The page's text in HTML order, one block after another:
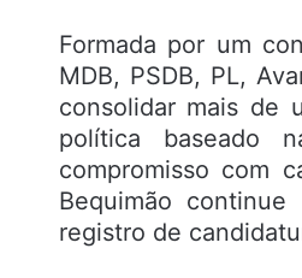
Formada por um
MDB, PSDB, PL,
consolidar mais de
política baseado
compromisso com
Bequimão
registro de